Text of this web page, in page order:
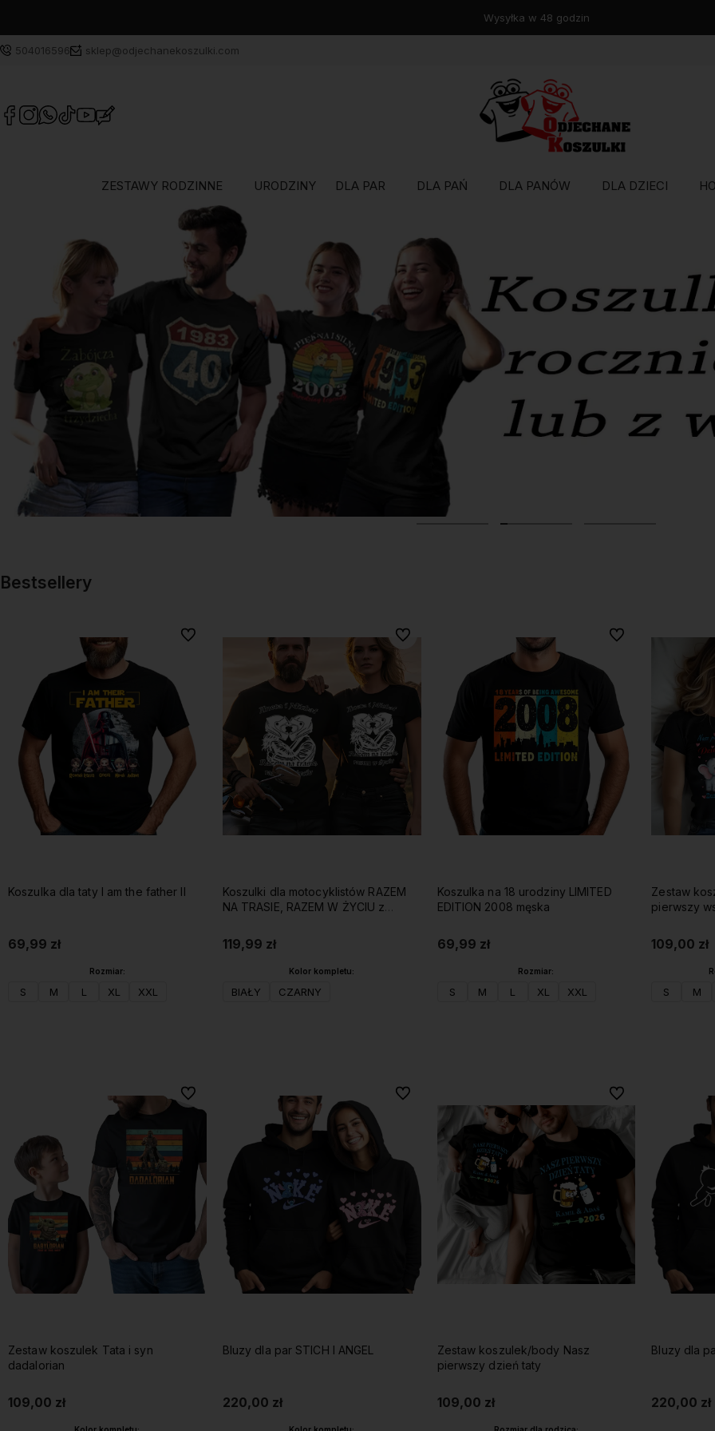
Wysyłka w 48 godzin
504016596 sklep@odjechanekoszulki.com
ZESTAWY RODZINNE URODZINY DLA PAR DLA PAŃ DLA PANÓW DLA DZIECI
Bestsellery
Koszulka dla taty I am the father II
69,99 zł
Rozmiar:
S M L XL XXL
Do ulubionych
Koszulki dla motocyklistów RAZEM
NA TRASIE, RAZEM W ŻYCIU z
119,99 zł
Kolor kompletu:
BIAŁY CZARNY
Do ulubionych
Koszulka na 18 urodziny LIMITED
EDITION 2008 męska
69,99 zł
Rozmiar:
S M L XL XXL
Do ulubionych
Zestaw
pierwszy
109,00 zł
S M
Zestaw koszulek Tata i syn
dadalorian
109,00 zł
Do ulubionych
Bluzy dla par STICH I ANGEL
220,00 zł
Do ulubionych
Zestaw koszulek/body Nasz
pierwszy dzień taty
109,00 zł
Do ulubionych
Bluzy dla
220,00 zł